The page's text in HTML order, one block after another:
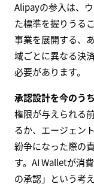
Alipayの参入は、
た標準を握りうる
事業を展開する、
域ごとに異なる決
必要があります。
承認設計を今のう
権限が与えられる
るか、エージェン
紛争になった際の
す。AI Walletが消
の承認」という考